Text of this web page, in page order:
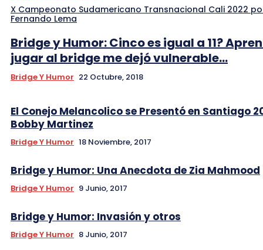
X Campeonato Sudamericano Transnacional Cali 2022
Fernando Lema
Bridge y Humor: Cinco es igual a 11?
jugar al bridge me dejó vulnerable…
Bridge Y Humor 22 Octubre, 2018
El Conejo Melancolico se Presentó en Santiago
Bobby Martinez
Bridge Y Humor 18 Noviembre, 2017
Bridge y Humor: Una Anecdota de Zia Mahmood
Bridge Y Humor 9 Junio, 2017
Bridge y Humor: Invasión y otros
Bridge Y Humor 8 Junio, 2017